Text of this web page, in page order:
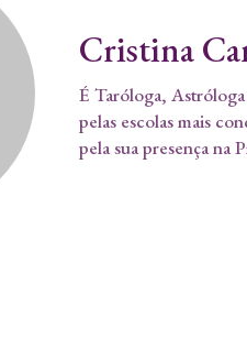
Cristina
É Taróloga,
pelas escolas mais
pela sua presença na